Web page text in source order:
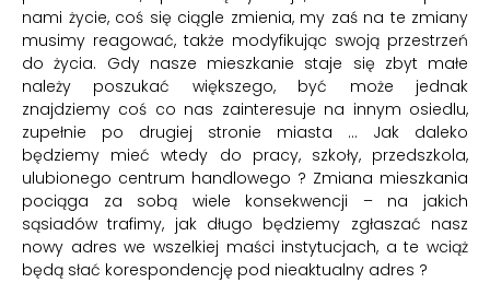
nami życie, coś się ciągle zmienia, my zaś na te zmiany
musimy reagować, także modyfikując swoją przestrzeń
do życia. Gdy nasze mieszkanie staje się zbyt małe
należy poszukać większego, być może jednak
znajdziemy coś co nas zainteresuje na innym osiedlu,
zupełnie po drugiej stronie miasta … Jak daleko
będziemy mieć wtedy do pracy, szkoły, przedszkola,
ulubionego centrum handlowego ? Zmiana mieszkania
pociąga za sobą wiele konsekwencji – na jakich
sąsiadów trafimy, jak długo będziemy zgłaszać nasz
nowy adres we wszelkiej maści instytucjach, a te wciąż
będą słać korespondencję pod nieaktualny adres ?